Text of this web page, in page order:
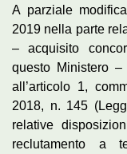
A parziale
2019 nella parte
– acquisito
questo Ministero
all’articolo 1,
2018, n. 145
relative
reclutamento a